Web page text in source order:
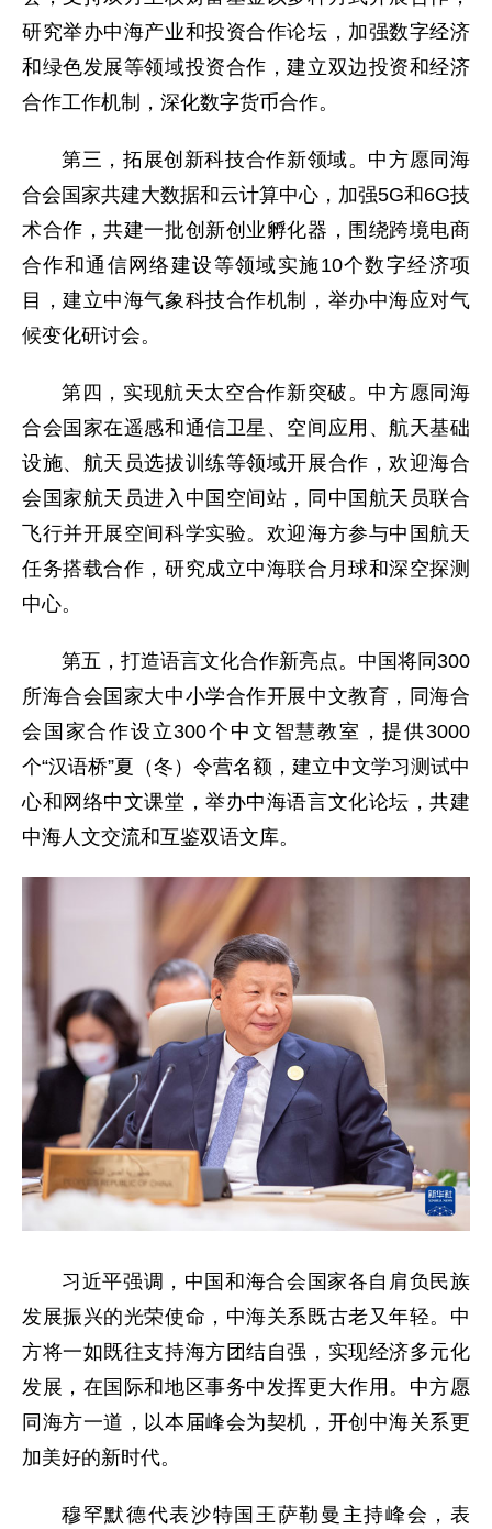
研究举办中海产业和投资合作论坛，加强数字经济
和绿色发展等领域投资合作，建立双边投资和经济
合作工作机制，深化数字货币合作。
第三，拓展创新科技合作新领域。中方愿同海
合会国家共建大数据和云计算中心，加强5G和6G技
术合作，共建一批创新创业孵化器，围绕跨境电商
合作和通信网络建设等领域实施10个数字经济项
目，建立中海气象科技合作机制，举办中海应对气
候变化研讨会。
第四，实现航天太空合作新突破。中方愿同海
合会国家在遥感和通信卫星、空间应用、航天基础
设施、航天员选拔训练等领域开展合作，欢迎海合
会国家航天员进入中国空间站，同中国航天员联合
飞行并开展空间科学实验。欢迎海方参与中国航天
任务搭载合作，研究成立中海联合月球和深空探测
中心。
第五，打造语言文化合作新亮点。中国将同300
所海合会国家大中小学合作开展中文教育，同海合
会国家合作设立300个中文智慧教室，提供3000
个“汉语桥”夏（冬）令营名额，建立中文学习测试中
心和网络中文课堂，举办中海语言文化论坛，共建
中海人文交流和互鉴双语文库。
习近平强调，中国和海合会国家各自肩负民族
发展振兴的光荣使命，中海关系既古老又年轻。中
方将一如既往支持海方团结自强，实现经济多元化
发展，在国际和地区事务中发挥更大作用。中方愿
同海方一道，以本届峰会为契机，开创中海关系更
加美好的新时代。
穆罕默德代表沙特国王萨勒曼主持峰会，表